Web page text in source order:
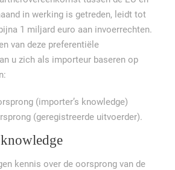
in werking is getreden, leidt tot
1 miljard euro aan invoerrechten.
van deze preferentiële
u zich als importeur baseren op
(importer’s knowledge)
(geregistreerde uitvoerder).
kennis over de oorsprong van de